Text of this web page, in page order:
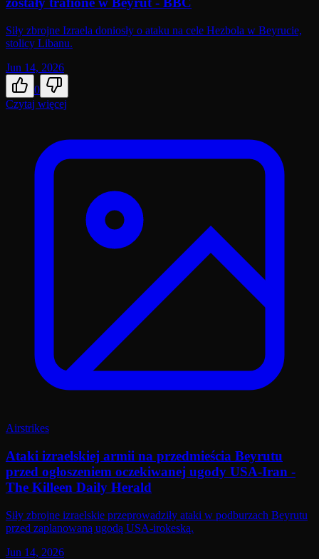
Siły zbrojne Izraela doniosły o ataku na cele Hezbola w Beyrucie,
stolicy Libanu.
Jun 14, 2026
0
Czytaj więcej
Airstrikes
Ataki izraelskiej armii na przedmieścia Beyrutu
przed ogłoszeniem oczekiwanej ugody USA-Iran -
The Killeen Daily Herald
Siły zbrojne izraelskie przeprowadziły ataki w podburzach Beyrutu
przed zaplanowaną ugodą USA-irokeską.
Jun 14, 2026